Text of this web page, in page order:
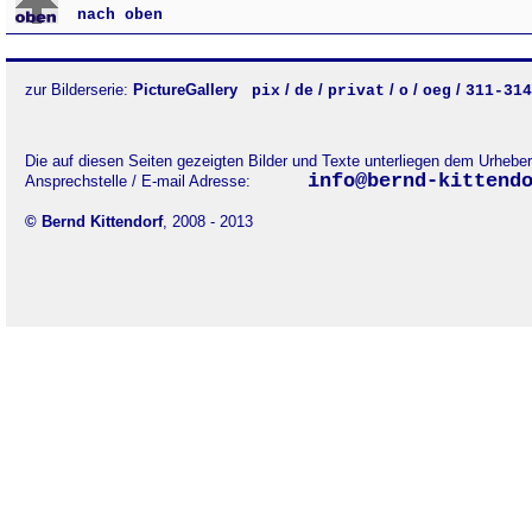
nach oben
zur Bilderserie: PictureGallery pix / de / privat / o / oeg / 311-314
Die auf diesen Seiten gezeigten Bilder und Texte unterliegen dem
Ansprechstelle / E-mail Adresse:
info@bernd-
© Bernd Kittendorf, 2008 - 2013